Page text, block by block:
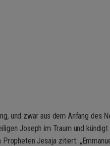
und zwar aus dem Anfang des
Joseph im Traum und
Jesaja zitiert: